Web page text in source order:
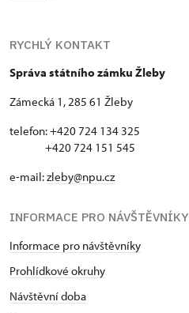
RYCHLÝ KONTAKT
Správa státního zámku Žleby
Zámecká 1, 285 61 Žleby
telefon: +420 724 134 325
+420 724 151 545
e-mail:zleby@npu.cz
INFORMACE PRO NÁVŠTĚVNÍKY
Informace pro návštěvníky
Prohlídkové okruhy
Návštěvní doba